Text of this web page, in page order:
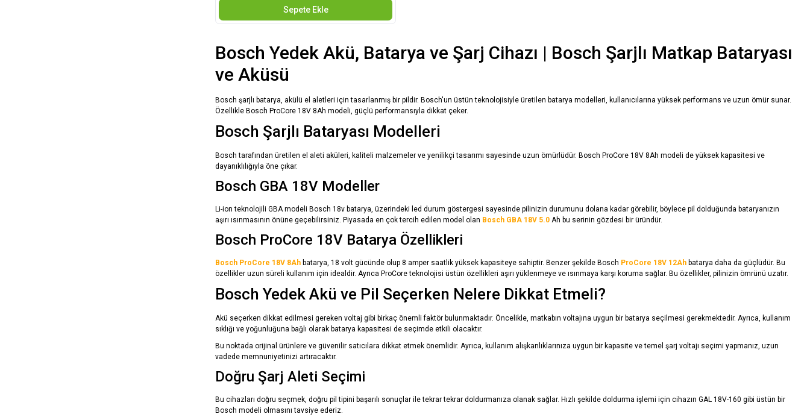
Sepete Ekle
Bosch Yedek Akü, Batarya ve Şarj Cihazı | Bosch Şarjlı Matkap Bataryası
ve Aküsü
Bosch şarjlı batarya, akülü el aletleri için tasarlanmış bir pildir. Bosch'un üstün teknolojisiyle üretilen batarya modelleri, kullanıcılarına yüksek performans ve uzun ömür sunar.
Özellikle Bosch ProCore 18V 8Ah modeli, güçlü performansıyla dikkat çeker.
Bosch Şarjlı Bataryası Modelleri
Bosch tarafından üretilen el aleti aküleri, kaliteli malzemeler ve yenilikçi tasarımı sayesinde uzun ömürlüdür. Bosch ProCore 18V 8Ah modeli de yüksek kapasitesi ve
dayanıklılığıyla öne çıkar.
Bosch GBA 18V Modeller
Li-ion teknolojili GBA modeli Bosch 18v batarya, üzerindeki led durum göstergesi sayesinde pilinizin durumunu dolana kadar görebilir, böylece pil dolduğunda bataryanızın
aşırı ısınmasının önüne geçebilirsiniz. Piyasada en çok tercih edilen model olan Bosch GBA 18V 5.0 Ah bu serinin gözdesi bir üründür.
Bosch ProCore 18V Batarya Özellikleri
Bosch ProCore 18V 8Ah batarya, 18 volt gücünde olup 8 amper saatlik yüksek kapasiteye sahiptir. Benzer şekilde Bosch ProCore 18V 12Ah batarya daha da güçlüdür. Bu
özellikler uzun süreli kullanım için idealdir. Ayrıca ProCore teknolojisi üstün özellikleri aşırı yüklenmeye ve ısınmaya karşı koruma sağlar. Bu özellikler, pilinizin ömrünü uzatır.
Bosch Yedek Akü ve Pil Seçerken Nelere Dikkat Etmeli?
Akü seçerken dikkat edilmesi gereken voltaj gibi birkaç önemli faktör bulunmaktadır. Öncelikle, matkabın voltajına uygun bir batarya seçilmesi gerekmektedir. Ayrıca, kullanım
sıklığı ve yoğunluğuna bağlı olarak batarya kapasitesi de seçimde etkili olacaktır.
Bu noktada orijinal ürünlere ve güvenilir satıcılara dikkat etmek önemlidir. Ayrıca, kullanım alışkanlıklarınıza uygun bir kapasite ve temel şarj voltajı seçimi yapmanız, uzun
vadede memnuniyetinizi artıracaktır.
Doğru Şarj Aleti Seçimi
Bu cihazları doğru seçmek, doğru pil tipini başarılı sonuçlar ile tekrar tekrar doldurmanıza olanak sağlar. Hızlı şekilde doldurma işlemi için cihazın GAL 18V-160 gibi üstün bir
Bosch modeli olmasını tavsiye ederiz.